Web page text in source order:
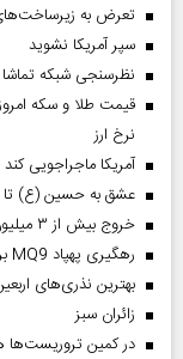
تعرض به زیرساخت‌های
سپر آمریکا نشوید
نظرسنجی شبکه
نرخ ارز
آمریکا ماجراجویی
عشق به حسین (ع) تا
خروج بیش از ۳ میلیون زائر از تمام مرز‌های کشور
رهگیری پهپاد MQ9 بر فراز تنگه هرمز
بهترین نذری‌های
‌زائران سبز
در کمین تروریست‌ها